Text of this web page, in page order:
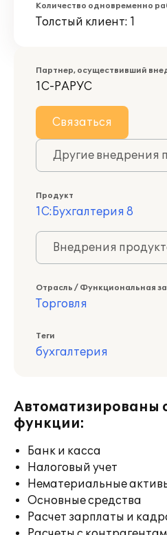
Количество одновременно
Толстый клиент: 1
Партнер, осуществивший
1С-РАРУС
Связаться
Другие внедрения
Продукт
1С:Бухгалтерия 8
Внедрения
Отрасль / Функциональная
Торговля
Теги
бухгалтерия
Автоматизированы
функции:
Банк и касса
Налоговый учет
Нематериальные
Основные средства
Расчет зарплаты и